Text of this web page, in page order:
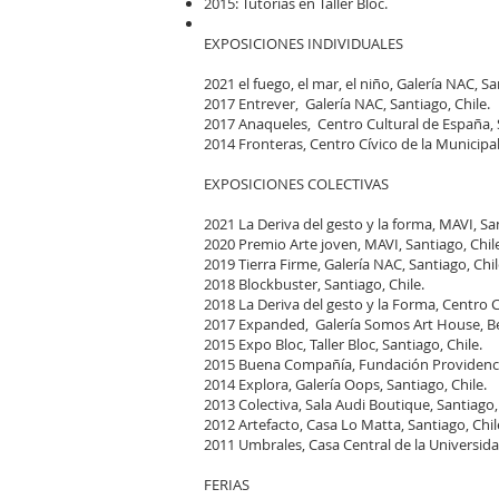
EXPOSICIONES INDIVIDUALES
2021 el fuego, el mar, el niño, Galería NAC,
2017 Entrever, Galería NAC, Santiago, Chile.
2017 Anaqueles, Centro Cultural de España,
2014 Fronteras, Centro Cívico de la
EXPOSICIONES COLECTIVAS
2021 La Deriva del gesto y la forma, MAVI,
2020 Premio Arte joven, MAVI, Santiago,
2019 Tierra Firme, Galería NAC, Santiago,
2018 Blockbuster, Santiago, Chile.
2018 La Deriva del gesto y la Forma, Centro
2017 Expanded, Galería Somos Art House,
2015 Expo Bloc, Taller Bloc, Santiago, Chile.
2015 Buena Compañía, Fundación
2014 Explora, Galería Oops, Santiago, Chile.
2013 Colectiva, Sala Audi Boutique,
2012 Artefacto, Casa Lo Matta, Santiago,
2011 Umbrales, Casa Central de la
FERIAS